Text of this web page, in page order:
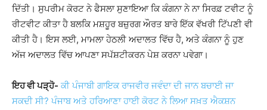
ਦਿੱਤੀ। ਸੁਪਰੀਮ ਕੋਰਟ ਨੇ ਫੈਸਲਾ ਸੁਣਾਇਆ ਕਿ ਕੰਗਨਾ ਨੇ ਨਾ ਸਿਰਫ਼ ਟਵੀਟ ਨੂੰ
ਰੀਟਵੀਟ ਕੀਤਾ ਹੈ ਬਲਕਿ ਮਸ਼ਹੂਰ ਬਜ਼ੁਰਗ ਔਰਤ ਬਾਰੇ ਇੱਕ ਵੱਖਰੀ ਟਿੱਪਣੀ ਵੀ
ਕੀਤੀ ਹੈ। ਇਸ ਲਈ, ਮਾਮਲਾ ਹੇਠਲੀ ਅਦਾਲਤ ਵਿੱਚ ਹੈ, ਅਤੇ ਕੰਗਨਾ ਨੂੰ ਹੁਣ
ਅੱਜ ਅਦਾਲਤ ਵਿੱਚ ਆਪਣਾ ਸਪੱਸ਼ਟੀਕਰਨ ਪੇਸ਼ ਕਰਨਾ ਪਵੇਗਾ।
ਇਹ ਵੀ ਪੜ੍ਹੋ- ਕੀ ਪੰਜਾਬੀ ਗਾਇਕ ਰਾਜਵੀਰ ਜਵੰਦਾ ਦੀ ਜਾਨ ਬਚਾਈ ਜਾ
ਸਕਦੀ ਸੀ? ਪੰਜਾਬ ਅਤੇ ਹਰਿਆਣਾ ਹਾਈ ਕੋਰਟ ਨੇ ਲਿਆ ਸਖ਼ਤ ਐਕਸ਼ਨ